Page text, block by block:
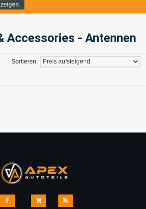
Accessories - Antennen
Sortieren: